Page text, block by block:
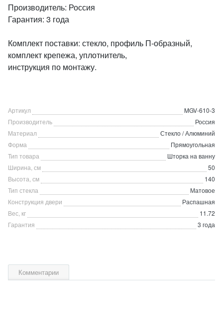
Производитель: Россия
Гарантия: 3 года
Комплект поставки: стекло, профиль П-образный,
комплект крепежа, уплотнитель,
инструкция по монтажу.
Артикул
MGV-610-3
Производитель
Россия
Материал
Стекло / Алюминий
Форма
Прямоугольная
Тип товара
Шторка на ванну
Ширина, см
50
Высота, см
140
Тип стекла
Матовое
Конструкция двери
Распашная
Вес, кг
11.72
Гарантия
3 года
Комментарии